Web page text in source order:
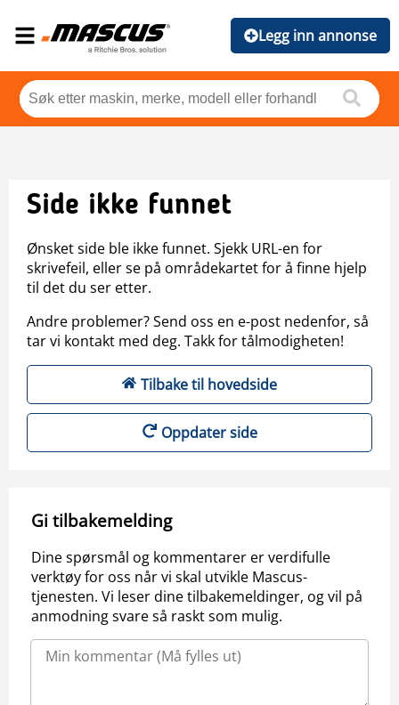
Legg inn annonse
Side ikke funnet
Ønsket side ble ikke funnet. Sjekk URL-en for
skrivefeil, eller se på områdekartet for å finne hjelp
til det du ser etter.
Andre problemer? Send oss en e-post nedenfor, så
tar vi kontakt med deg. Takk for tålmodigheten!
Tilbake til hovedside
Oppdater side
Gi tilbakemelding
Dine spørsmål og kommentarer er verdifulle
verktøy for oss når vi skal utvikle Mascus-
tjenesten. Vi leser dine tilbakemeldinger, og vil på
anmodning svare så raskt som mulig.